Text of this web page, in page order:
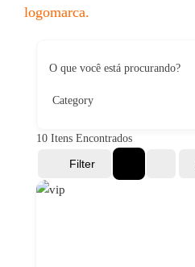
logomarca.
O que você está procurando?
10 Itens Encontrados
Filter